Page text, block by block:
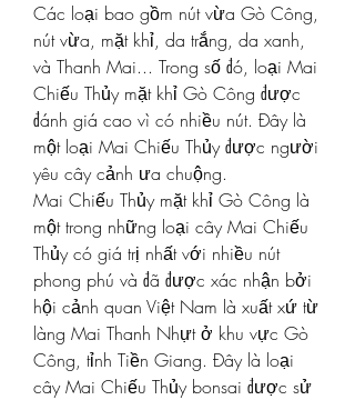
Các loại bao gồm nút vừa Gò Công,
nút vừa, mặt khỉ, da trắng, da xanh,
và Thanh Mai... Trong số đó, loại Mai
Chiếu Thủy mặt khỉ Gò Công được
đánh giá cao vì có nhiều nút. Đây là
một loại Mai Chiếu Thủy được người
yêu cây cảnh ưa chuộng.
Mai Chiếu Thủy mặt khỉ Gò Công là
một trong những loại cây Mai Chiếu
Thủy có giá trị nhất với nhiều nút
phong phú và đã được xác nhận bởi
hội cảnh quan Việt Nam là xuất xứ từ
làng Mai Thanh Nhựt ở khu vực Gò
Công, tỉnh Tiền Giang. Đây là loại
cây Mai Chiếu Thủy bonsai được sử